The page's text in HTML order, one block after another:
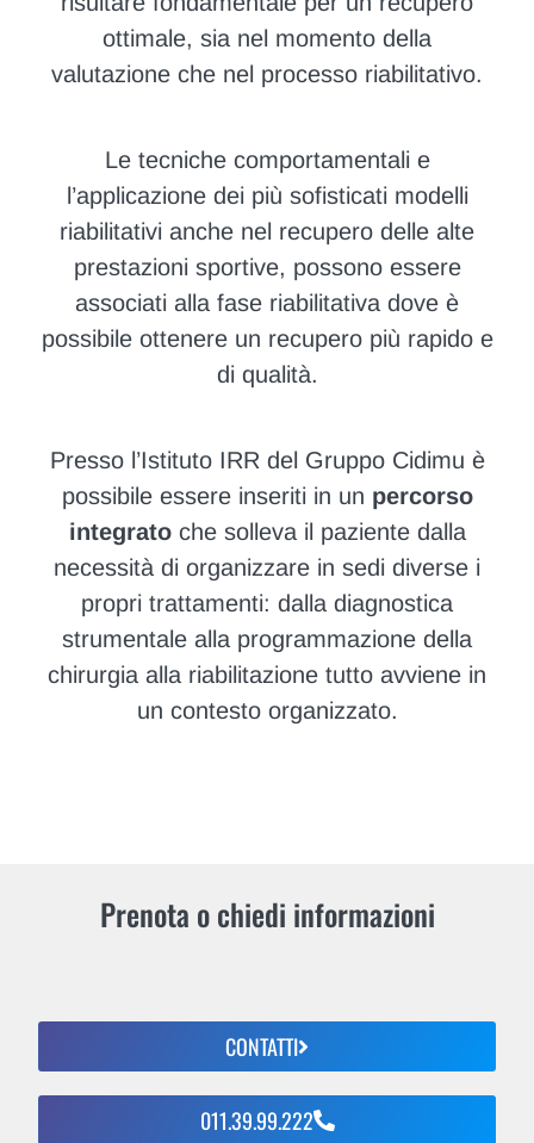
ottimale, sia nel momento della
valutazione che nel processo riabilitativo.
Le tecniche comportamentali e
l’applicazione dei più sofisticati modelli
riabilitativi anche nel recupero delle alte
prestazioni sportive, possono essere
associati alla fase riabilitativa dove è
possibile ottenere un recupero più rapido e
di qualità.
Presso l’Istituto IRR del Gruppo Cidimu è
possibile essere inseriti in un percorso
integratoche solleva il paziente dalla
necessità di organizzare in sedi diverse i
propri trattamenti: dalla diagnostica
strumentale alla programmazione della
chirurgia alla riabilitazione tutto avviene in
un contesto organizzato.
Prenota o chiedi informazioni
CONTATTI
011.39.99.222